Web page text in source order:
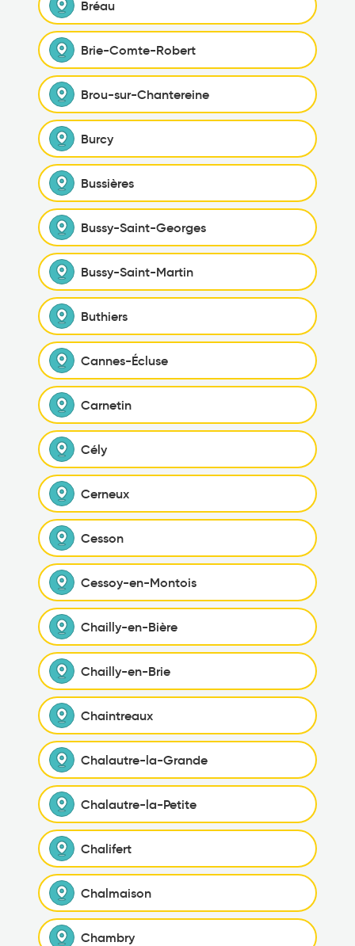
Bréau
Brie-Comte-Robert
Brou-sur-Chantereine
Burcy
Bussières
Bussy-Saint-Georges
Bussy-Saint-Martin
Buthiers
Cannes-Écluse
Carnetin
Cély
Cerneux
Cesson
Cessoy-en-Montois
Chailly-en-Bière
Chailly-en-Brie
Chaintreaux
Chalautre-la-Grande
Chalautre-la-Petite
Chalifert
Chalmaison
Chambry